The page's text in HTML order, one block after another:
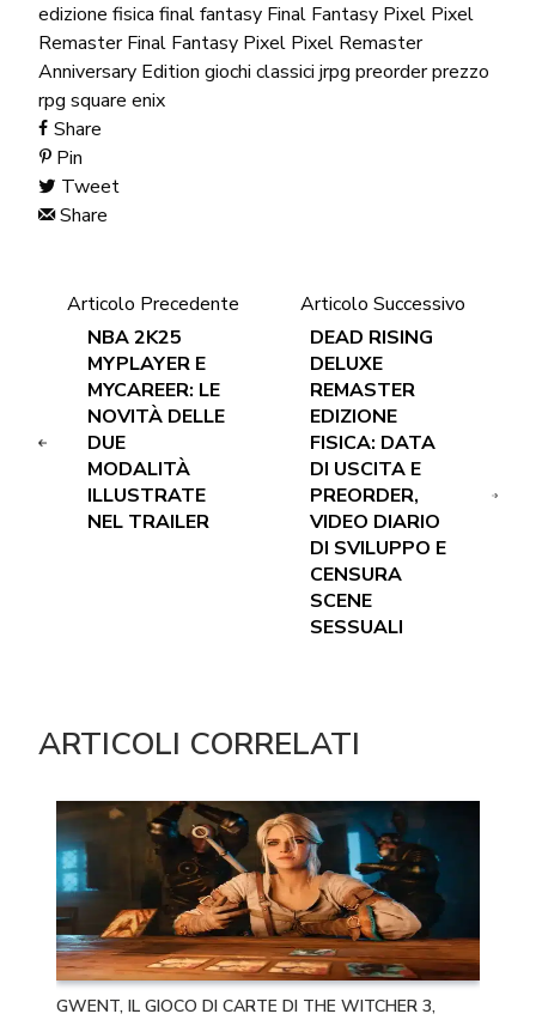
edizione fisica final fantasy Final Fantasy Pixel Pixel
Remaster Final Fantasy Pixel Pixel Remaster
Anniversary Edition giochi classici jrpg preorderprezzo
rpg square enix
Share
Pin
Tweet
Share
Articolo Precedente
NBA 2K25
MYPLAYER E
MYCAREER: LE
NOVITÀ DELLE
DUE
MODALITÀ
ILLUSTRATE
NEL TRAILER
Articolo Successivo
DEAD RISING
DELUXE
REMASTER
EDIZIONE
FISICA: DATA
DI USCITA E
PREORDER,
VIDEO DIARIO
DI SVILUPPO E
CENSURA
SCENE
SESSUALI
ARTICOLI CORRELATI
GWENT, IL GIOCO DI CARTE DI THE WITCHER 3,